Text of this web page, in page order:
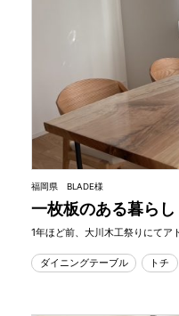
福岡県 BLADE様
一枚板のある暮らし
1年ほど前、大川木工祭りにてア
ダイニングテーブル トチ